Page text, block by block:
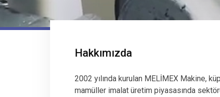
Hakkımızda
2002 yılında kurulan MELİMEX Makine,
mamüller imalat üretim piyasasında